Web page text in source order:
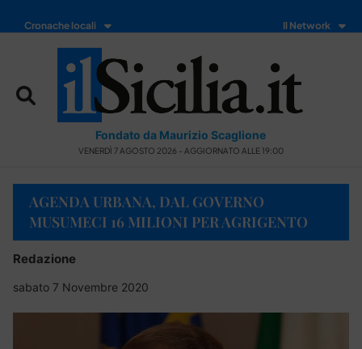
Cronache locali Il Network
Fondato da Maurizio Scaglione
VENERDÌ 7 AGOSTO 2026 - AGGIORNATO ALLE 19:00
AGENDA URBANA, DAL GOVERNO
MUSUMECI 16 MILIONI PER AGRIGENTO
Redazione
sabato 7 Novembre 2020